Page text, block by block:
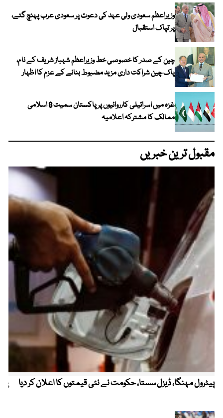
وزیراعظم سعودی ولی عہد کی دعوت پر سعودی عرب پہنچ گئے،
پر تپاک استقبال
چین کے صدر کا خصوصی خط وزیراعظم شہباز شریف کے نام،
پاک چین شراکت داری مزید مضبوط بنانے کے عزم کا اظہار
غزہ میں اسرائیلی کارروائیوں پر پاکستان سمیت 8 اسلامی
ممالک کا مشترکہ اعلامیہ
مقبول ترین خبریں
پیٹرول مہنگا، ڈیزل سستا، حکومت نے نئی قیمتوں کا اعلان کر دیا